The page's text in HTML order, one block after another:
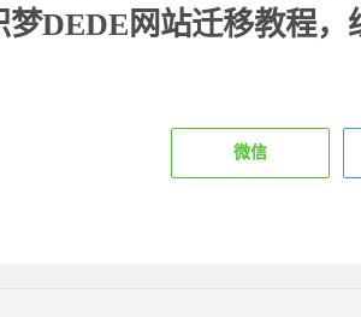
梦DEDE网站迁移教程
微信